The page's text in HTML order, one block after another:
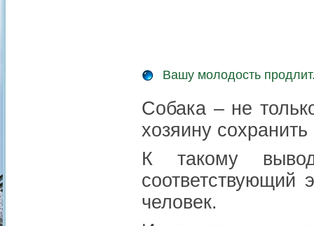
Вашу молодость
Собака – не
хозяину
К такому
соответствующий
человек.